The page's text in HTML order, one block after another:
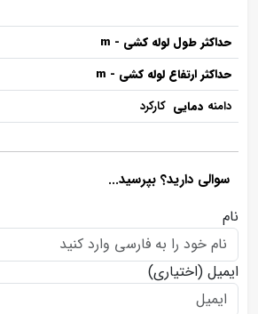
حداکثر طول لوله کشی - m
حداکثر ارتفاع لوله کشی - m
دامنه دمایی کارکرد
سوالی دارید؟ بپرسید...
نام
ایمیل (اختیاری)